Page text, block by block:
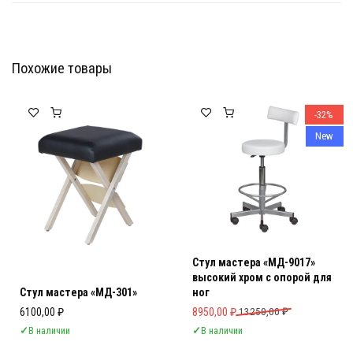
Похожие товары
Стул мастера «МД-301»
6100,00 ₽
✓В наличии
-32%
New
Стул мастера «МД-9017»
высокий хром с опорой для
ног
13250,00₽
Первоначальная цена
8950,00 ₽
Текущая цена: 8950,00 ₽.
✓В наличии